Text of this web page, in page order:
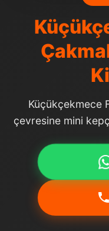
Küçükçekmece
çevresine mini